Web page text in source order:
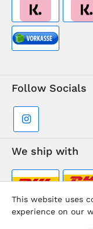
Follow Socials
We ship with
This website uses
experience on our